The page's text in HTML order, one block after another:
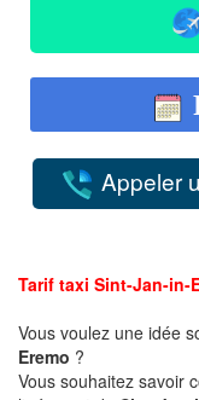
Appeler
Tarif taxi Sint-Jan-in-
Vous voulez une idée
Eremo ?
Vous souhaitez savoir